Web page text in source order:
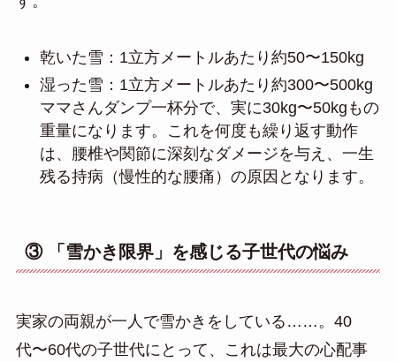
乾いた雪：1立方メートルあたり約50〜150kg
湿った雪：1立方メートルあたり約300〜500kg
ママさんダンプ一杯分で、実に30kg〜50kgもの
重量になります。これを何度も繰り返す動作
は、腰椎や関節に深刻なダメージを与え、一生
残る持病（慢性的な腰痛）の原因となります。
③ 「雪かき限界」を感じる子世代の悩み
実家の両親が一人で雪かきをしている……。40
代〜60代の子世代にとって、これは最大の心配事